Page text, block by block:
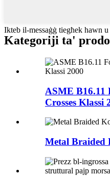
Ikteb il-messaġġ tiegħek hawn
Kategoriji ta'
ASME B16.11
Crosses Klassi
Metal Braided